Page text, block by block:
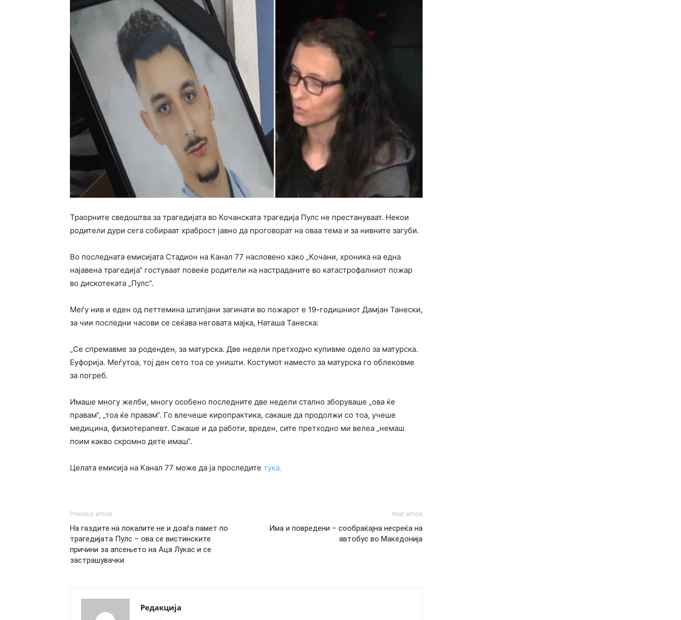
Траорните сведоштва за трагедијата во Кочанската трагедија Пулс не престануваат. Некои
родители дури сега собираат храброст јавно да проговорат на оваа тема и за нивните загуби.
Во последната емисијата Стадион на Канал 77 насловено како „Кочани, хроника на една
најавена трагедија“ гостуваат повеќе родители на настраданите во катастрофалниот пожар
во дискотеката „Пулс“.
Меѓу нив и еден од петтемина штипјани загинати во пожарот е 19-годишниот Дамјан Танески,
за чии последни часови се сеќава неговата мајка, Наташа Танеска:
„Се спремавме за роденден, за матурска. Две недели претходно купивме одело за матурска.
Еуфорија. Меѓутоа, тој ден сето тоа се уништи. Костумот наместо за матурска го облековме
за погреб.
Имаше многу желби, многу особено последните две недели стално зборуваше „ова ќе
правам“, „тоа ќе правам“. Го влечеше киропрактика, сакаше да продолжи со тоа, учеше
медицина, физиотерапевт. Сакаше и да работи, вреден, сите претходно ми велеа „немаш
поим какво скромно дете имаш“.
Целата емисија на Канал 77 може да ја проследите тука.
Previous article
На газдите на локалите не и доаѓа памет по
трагедијата Пулс – ова се вистинските
причини за апсењето на Аца Лукас и се
застрашувачки
Next article
Има и повредени – сообраќајна несреќа на
автобус во Македонија
Редакција